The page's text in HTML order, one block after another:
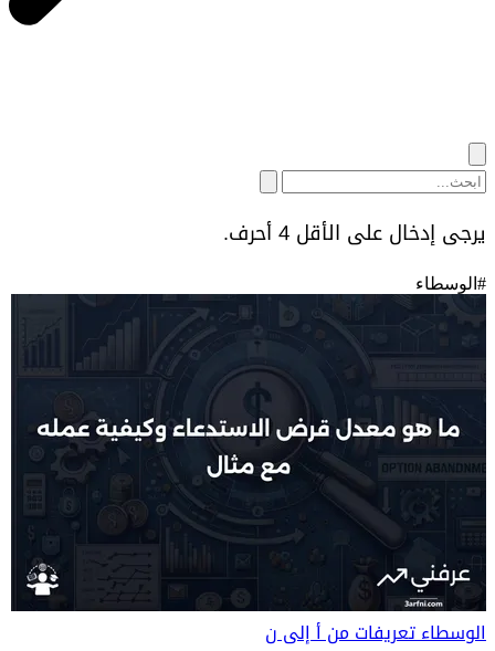
يرجى إدخال على الأقل 4 أحرف.
# الوسطاء
الوسطاءتعريفات من أ إلى ن